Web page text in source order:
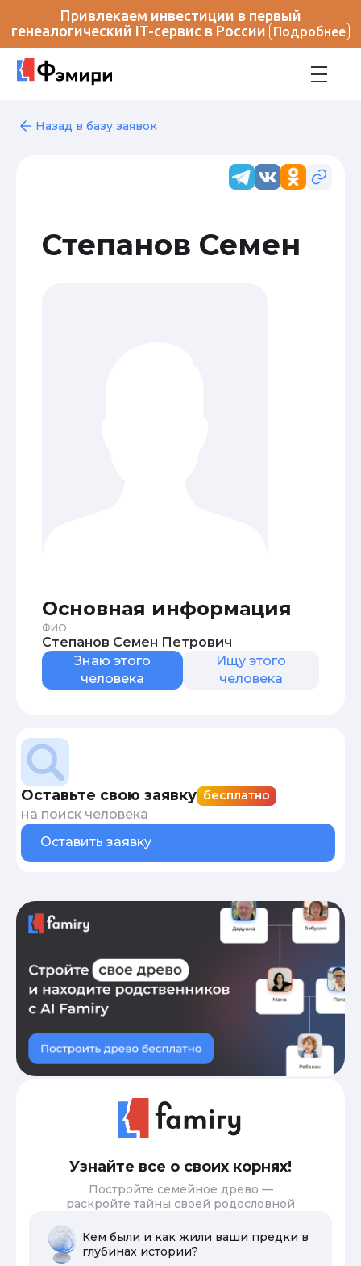
Привлекаем инвестиции в первый
генеалогический IT-сервис в России
Подробнее
Назад в базу заявок
Степанов Семен
Основная информация
ФИО
Степанов Семен Петрович
Знаю этого
человека
Ищу этого
человека
Оставьте свою заявку бесплатно
на поиск человека
Оставить заявку
Узнайте все о своих корнях!
Постройте семейное древо —
раскройте тайны своей родословной
Кем были и как жили ваши предки в
глубинах истории?